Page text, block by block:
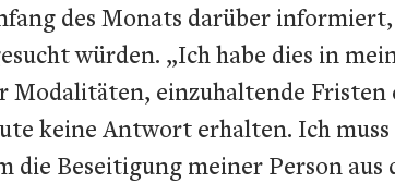
des Monats darüber
würden. „Ich habe dies in
einzuhaltende
keine Antwort erhalten. Ich
die Beseitigung meiner Person